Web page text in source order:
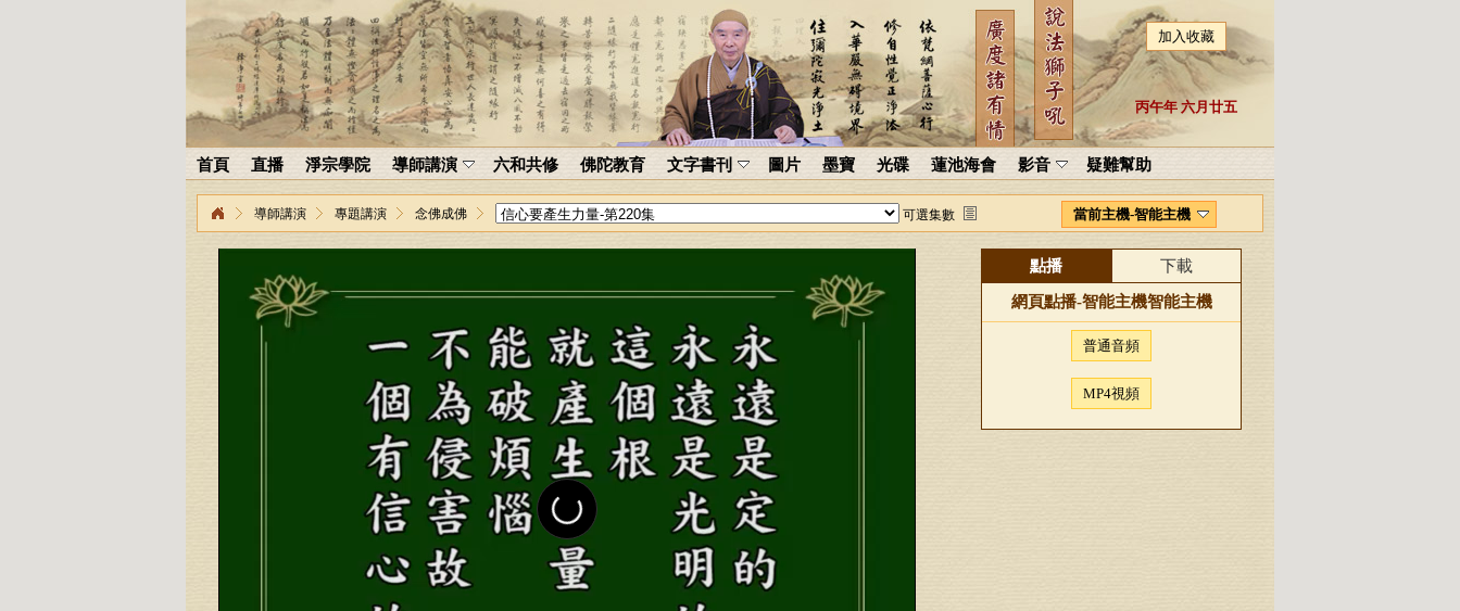
加入收藏
丙午年 六月廿五
首頁 直播 淨宗學院 導師講演 六和共修 佛陀教育 文字書刊 圖片 墨寶 光碟 蓮池海會 影音 疑難幫助
導師講演 專題講演 念佛成佛 可選集數 當前主機-智能主機
點播 下載
網頁點播-智能主機智能主機
普通音頻
MP4視頻